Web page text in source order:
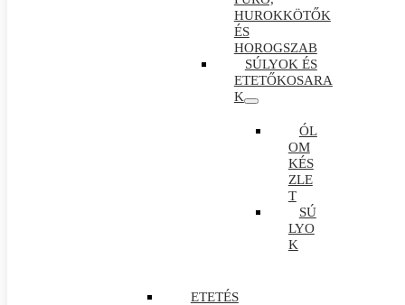
HUROKKÖTŐK
ÉS
HOROGSZAB
SÚLYOK ÉS
ETETŐKOSARA
K
ÓL
OM
KÉS
ZLE
T
SÚ
LYO
K
ETETÉS